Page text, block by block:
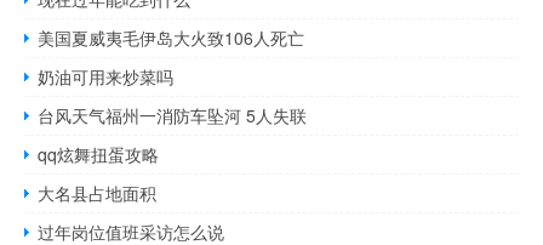
美国夏威夷毛伊岛大火致106人死亡
奶油可用来炒菜吗
台风天气福州一消防车坠河 5人失联
qq炫舞扭蛋攻略
大名县占地面积
过年岗位值班采访怎么说